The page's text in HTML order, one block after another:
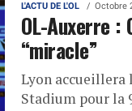
L'ACTU DE L'OL Octobre
OL-Auxerre :
“miracle”
Lyon accueillera
Stadium pour la